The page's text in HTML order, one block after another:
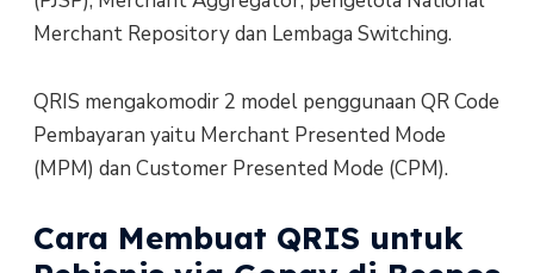
Merchant Repository dan Lembaga Switching.
QRIS mengakomodir 2 model penggunaan QR Code
Pembayaran yaitu Merchant Presented Mode
(MPM) dan Customer Presented Mode (CPM).
Cara Membuat QRIS untuk